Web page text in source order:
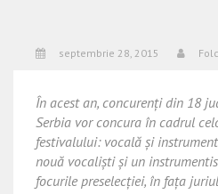
septembrie 28, 2015
În acest an, concurenți din 18
Serbia vor concura în cadrul
festivalului: vocală și
nouă vocaliști și un
focurile preselecției, în fața